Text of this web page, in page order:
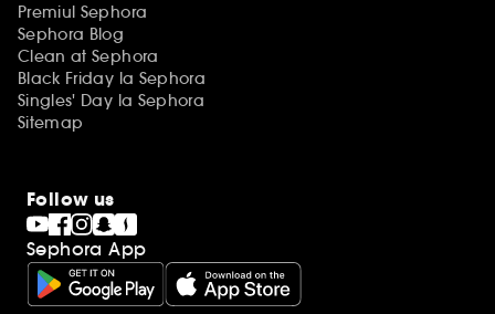
Premiul Sephora
Sephora Blog
Clean at Sephora
Black Friday la Sephora
Singles' Day la Sephora
Sitemap
Follow us
Sephora App